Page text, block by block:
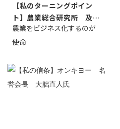
【私のターニングポイン
ト】農業総合研究所 及川
智正
農業をビジネス化するのが
使命